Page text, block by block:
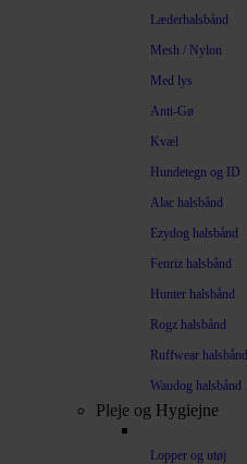
Læderhalsbånd
Mesh / Nylon
Med lys
Anti-Gø
Kvæl
Hundetegn og ID
Alac halsbånd
Ezydog halsbånd
Fenriz halsbånd
Hunter halsbånd
Rogz halsbånd
Ruffwear halsbånd
Waudog halsbånd
Pleje og Hygiejne
Lopper og utøj